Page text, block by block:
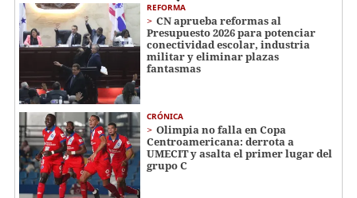
REFORMA
CN aprueba reformas al
Presupuesto 2026 para potenciar
conectividad escolar, industria
militar y eliminar plazas
fantasmas
CRÓNICA
Olimpia no falla en Copa
Centroamericana: derrota a
UMECIT y asalta el primer lugar del
grupo C